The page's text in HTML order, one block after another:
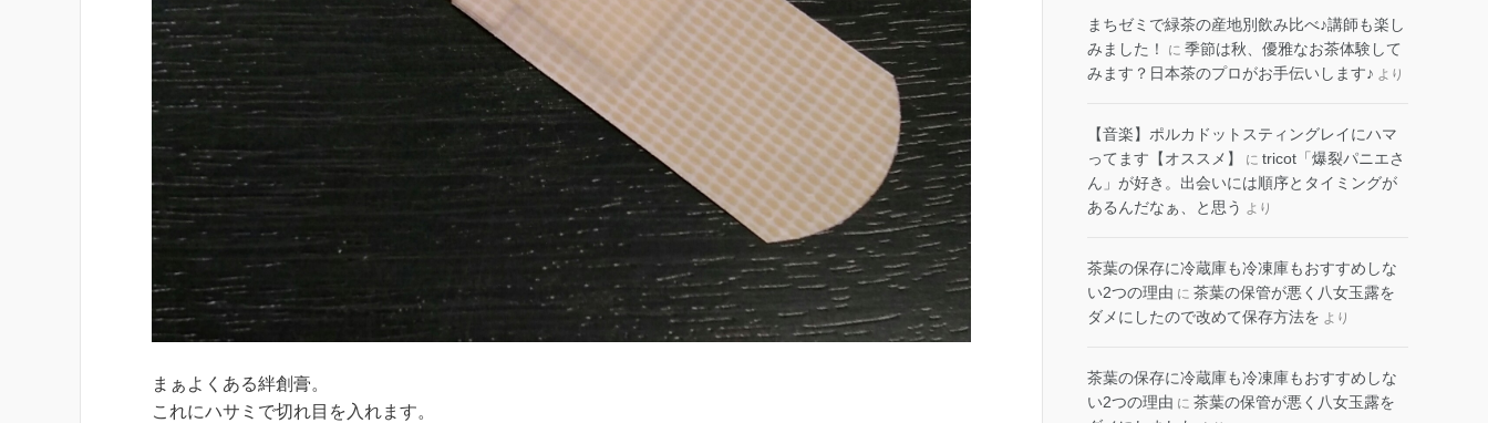
まぁよくある絆創膏。
これにハサミで切れ目を入れます。
まちゼミで緑茶の産地別飲み比べ♪講師も楽し
みました！
に 季節は秋、優雅なお茶体験して
みます？日本茶のプロがお手伝いします♪ より
​【音楽】ポルカドットスティングレイにハマ
ってます【オススメ】
に tricot「爆裂パニエさ
ん」が好き。出会いには順序とタイミングが
あるんだなぁ、と思う より
茶葉の保存に冷蔵庫も冷凍庫もおすすめしな
い2つの理由 に 茶葉の保管が悪く八女玉露を
ダメにしたので改めて保存方法を より
茶葉の保存に冷蔵庫も冷凍庫もおすすめしな
い2つの理由 に 茶葉の保管が悪く八女玉露を